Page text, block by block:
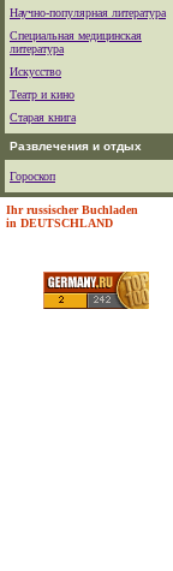
Научно-популярная литература
Специальная медицинская
литература
Искусство
Театр и кино
Старая книга
Развлечения и отдых
Гороскоп
Ihr russischer Buchladen
in DEUTSCHLAND